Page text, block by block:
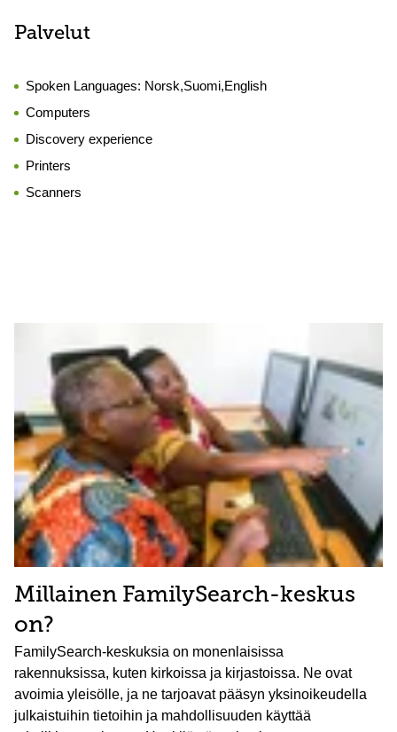
Palvelut
Spoken Languages: Norsk,Suomi,English
Computers
Discovery experience
Printers
Scanners
Millainen FamilySearch-keskus
on?
FamilySearch-keskuksia on monenlaisissa
rakennuksissa, kuten kirkoissa ja kirjastoissa. Ne ovat
avoimia yleisölle, ja ne tarjoavat pääsyn yksinoikeudella
julkaistuihin tietoihin ja mahdollisuuden käyttää